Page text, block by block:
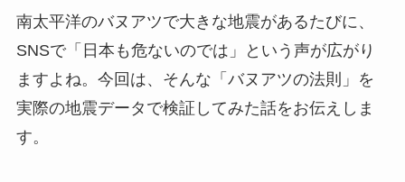
南太平洋のバヌアツで大きな地震があるたびに、
SNSで「日本も危ないのでは」という声が広がり
ますよね。今回は、そんな「バヌアツの法則」を
実際の地震データで検証してみた話をお伝えしま
す。